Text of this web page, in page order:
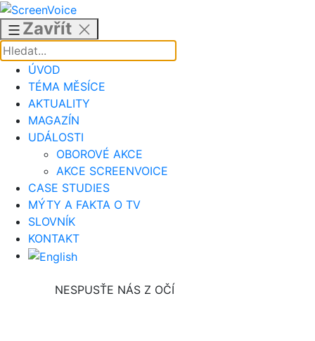
Přejít
obsahu
Zavřít
ÚVOD
TÉMA MĚSÍCE
AKTUALITY
MAGAZÍN
UDÁLOSTI
OBOROVÉ AKCE
AKCE SCREENVOICE
CASE STUDIES
MÝTY A FAKTA O TV
SLOVNÍK
KONTAKT
NESPUSŤE NÁS Z OČÍ